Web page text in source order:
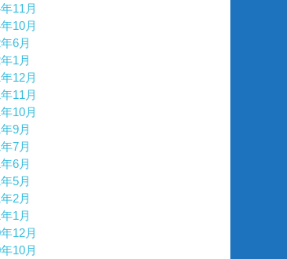
11月
10月
6月
1月
12月
11月
10月
9月
7月
6月
5月
2月
1月
12月
10月